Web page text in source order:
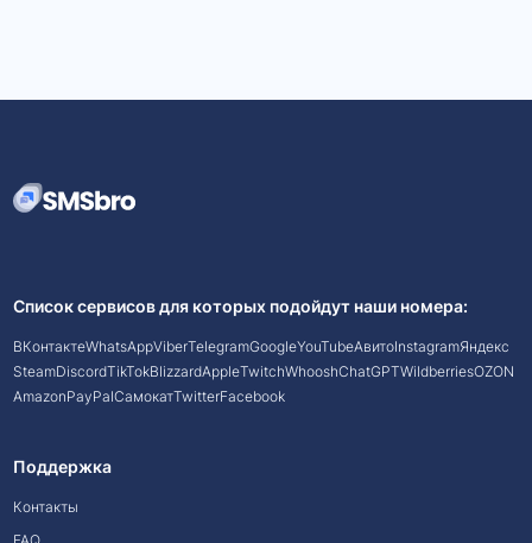
Список сервисов для которых подойдут наши номера:
ВКонтактеWhatsAppViberTelegramGoogleYouTubeАвитоInstagramЯндекс
SteamDiscordTikTokBlizzardAppleTwitchWhooshChatGPTWildberriesOZON
AmazonPayPalСамокатTwitterFacebook
Поддержка
Контакты